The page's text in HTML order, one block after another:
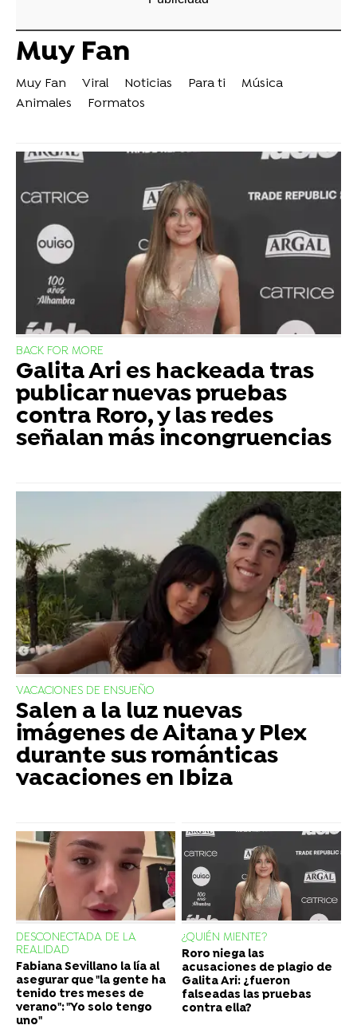
Muy Fan
Muy Fan Viral Noticias Para ti
Música
Animales
Formatos
BACK FOR MORE
Galita Ari es hackeada tras
publicar nuevas pruebas
contra Roro, y las redes
señalan más incongruencias
VACACIONES DE ENSUEÑO
Salen a la luz nuevas
imágenes de Aitana y Plex
durante sus románticas
vacaciones en Ibiza
DESCONECTADA DE LA
REALIDAD
Fabiana Sevillano la lía al
asegurar que "la gente ha
tenido tres meses de
verano": "Yo solo tengo
uno"
¿QUIÉN MIENTE?
Roro niega las
acusaciones de plagio de
Galita Ari: ¿fueron
falseadas las pruebas
contra ella?